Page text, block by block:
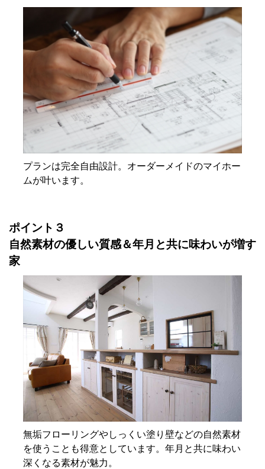
プランは完全自由設計。オーダーメイドのマイホー
ムが叶います。
ポイント３
自然素材の優しい質感＆年月と共に味わいが増す
家
無垢フローリングやしっくい塗り壁などの自然素材
を使うことも得意としています。年月と共に味わい
深くなる素材が魅力。